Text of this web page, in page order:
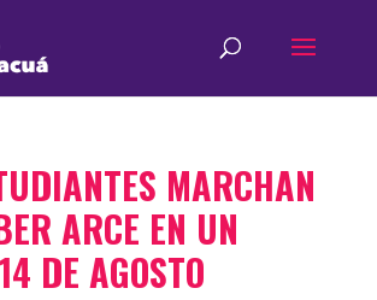
MARCHAN
ARCE EN UN
DE AGOSTO